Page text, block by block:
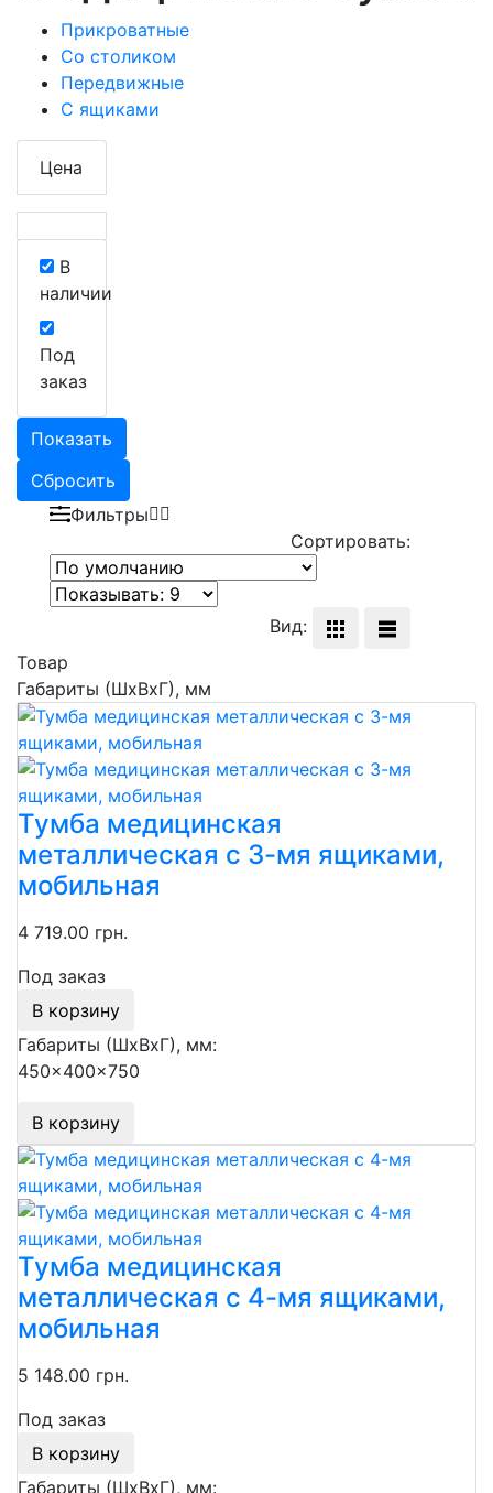
Прикроватные
Со столиком
Передвижные
С ящиками
Цена
В
наличии
Под
заказ
Показать
Сбросить
Фильтры
Сортировать:
Вид:
Товар
Габариты (ШхВхГ), мм
Тумба медицинская
металлическая с 3-мя ящиками,
мобильная
4 719.00 грн.
Под заказ
В корзину
Габариты (ШхВхГ), мм:
450x400x750
В корзину
Тумба медицинская
металлическая с 4-мя ящиками,
мобильная
5 148.00 грн.
Под заказ
В корзину
Габариты (ШхВхГ), мм: